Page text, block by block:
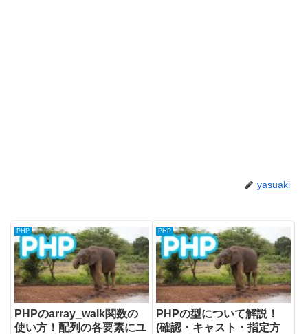
yasuaki
PHP
PHPのarray_walk関数の
使い方！配列の各要素にユ
PHP
PHPの型について解説！
(確認・キャスト・指定方